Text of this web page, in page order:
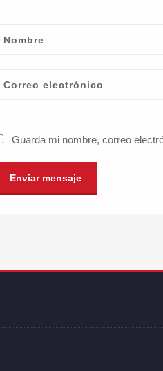
Guarda mi nombre, correo